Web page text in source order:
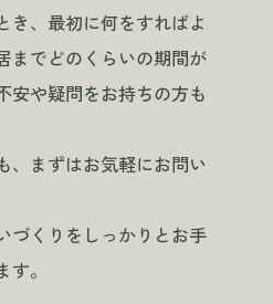
き、最初に何をすればよ
までどのくらいの期間が
安や疑問をお持ちの方も
、まずはお気軽にお問い
づくりをしっかりとお手
。